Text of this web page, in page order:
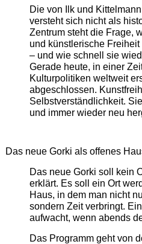
Die von Ilk und
versteht sich nicht als
Zentrum steht die Frage,
und künstlerische
– und wie schnell sie
Gerade heute, in einer
Kulturpolitiken weltweit
abgeschlossen.
Selbstverständlichkeit.
und immer wieder neu
Das neue Gorki als offenes
Das neue Gorki soll kein
erklärt. Es soll ein Ort
Haus, in dem man nicht
sondern Zeit verbringt.
aufwacht, wenn abends
Das Programm geht von